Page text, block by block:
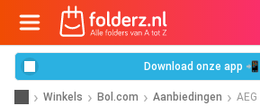
Download onze app 📲
Winkels Bol.com Aanbiedingen